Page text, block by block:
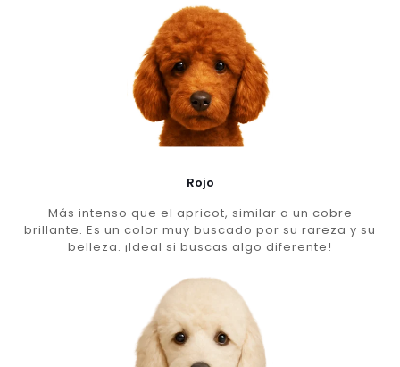
Rojo
Más intenso que el apricot, similar a un cobre
brillante. Es un color muy buscado por su rareza y su
belleza. ¡Ideal si buscas algo diferente!